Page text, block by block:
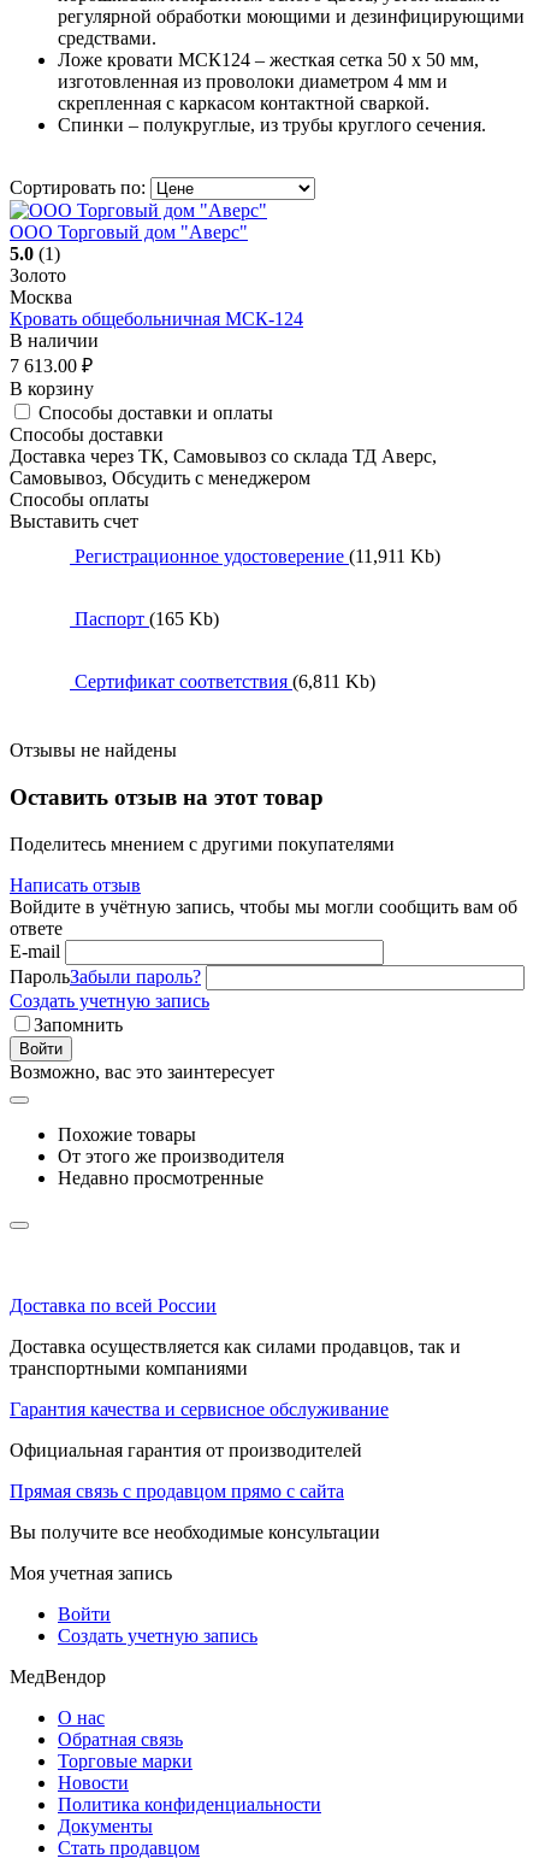
регулярной обработки моющими и дезинфицирующими
средствами.
Ложе кровати МСК124 – жесткая сетка 50 х 50 мм,
изготовленная из проволоки диаметром 4 мм и
скрепленная с каркасом контактной сваркой.
Спинки – полукруглые, из трубы круглого сечения.
Сортировать по:
ООО Торговый дом "Аверс"
5.0 (1)
Золото
Москва
Кровать общебольничная МСК-124
В наличии
7 613.00 ₽
В корзину
Способы доставки и оплаты
Способы доставки
Доставка через ТК, Самовывоз со склада ТД Аверс,
Самовывоз, Обсудить с менеджером
Способы оплаты
Выставить счет
Регистрационное удостоверение (11,911 Kb)
Паспорт (165 Kb)
Сертификат соответствия (6,811 Kb)
Отзывы не найдены
Оставить отзыв на этот товар
Поделитесь мнением с другими покупателями
Написать отзыв
Войдите в учётную запись, чтобы мы могли сообщить вам об
ответе
E-mail
ПарольЗабыли пароль?
Создать учетную запись
Запомнить
Войти
Возможно, вас это заинтересует
Похожие товары
От этого же производителя
Недавно просмотренные
Доставка по всей России
Доставка осуществляется как силами продавцов, так и
транспортными компаниями
Гарантия качества и сервисное обслуживание
Официальная гарантия от производителей
Прямая связь с продавцом прямо с сайта
Вы получите все необходимые консультации
Моя учетная запись
Войти
Создать учетную запись
МедВендор
О нас
Обратная связь
Торговые марки
Новости
Политика конфиденциальности
Документы
Стать продавцом